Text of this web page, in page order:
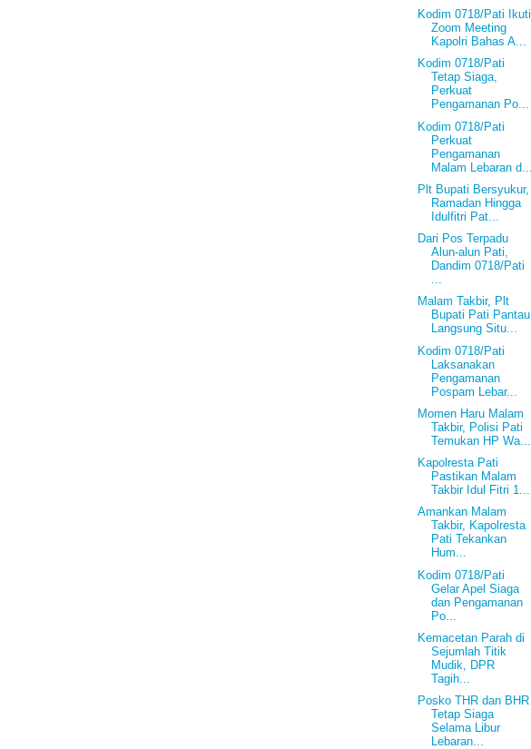
Kodim 0718/Pati Ikuti
Zoom Meeting
Kapolri Bahas A...
Kodim 0718/Pati
Tetap Siaga,
Perkuat
Pengamanan Po...
Kodim 0718/Pati
Perkuat
Pengamanan
Malam Lebaran d...
Plt Bupati Bersyukur,
Ramadan Hingga
Idulfitri Pat...
Dari Pos Terpadu
Alun-alun Pati,
Dandim 0718/Pati
...
Malam Takbir, Plt
Bupati Pati Pantau
Langsung Situ...
Kodim 0718/Pati
Laksanakan
Pengamanan
Pospam Lebar...
Momen Haru Malam
Takbir, Polisi Pati
Temukan HP Wa...
Kapolresta Pati
Pastikan Malam
Takbir Idul Fitri 1...
Amankan Malam
Takbir, Kapolresta
Pati Tekankan
Hum...
Kodim 0718/Pati
Gelar Apel Siaga
dan Pengamanan
Po...
Kemacetan Parah di
Sejumlah Titik
Mudik, DPR
Tagih...
Posko THR dan BHR
Tetap Siaga
Selama Libur
Lebaran...